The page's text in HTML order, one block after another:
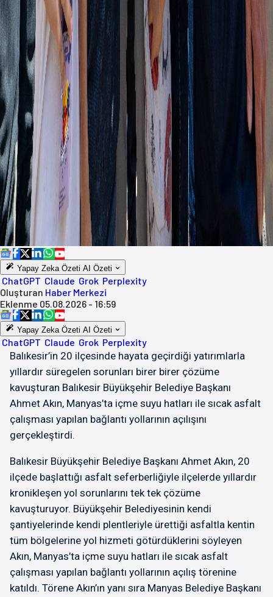
Yapay Zeka Özeti AI Özeti
ChatGPT Claude Grok Perplexity
Oluşturan Haber Merkezi
Eklenme 05.08.2026 - 16:59
Yapay Zeka Özeti AI Özeti
ChatGPT Claude Grok Perplexity
Balıkesir’in 20 ilçesinde hayata geçirdiği yatırımlarla
yıllardır süregelen sorunları birer birer çözüme
kavuşturan Balıkesir Büyükşehir Belediye Başkanı
Ahmet Akın, Manyas’ta içme suyu hatları ile sıcak asfalt
çalışması yapılan bağlantı yollarının açılışını
gerçekleştirdi.
Balıkesir Büyükşehir Belediye Başkanı Ahmet Akın, 20
ilçede başlattığı asfalt seferberliğiyle ilçelerde yıllardır
kronikleşen yol sorunlarını tek tek çözüme
kavuşturuyor. Büyükşehir Belediyesinin kendi
şantiyelerinde kendi plentleriyle ürettiği asfaltla kentin
tüm bölgelerine yol hizmeti götürdüklerini söyleyen
Akın, Manyas’ta içme suyu hatları ile sıcak asfalt
çalışması yapılan bağlantı yollarının açılış törenine
katıldı. Törene Akın’ın yanı sıra Manyas Belediye Başkanı